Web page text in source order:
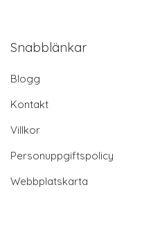
Snabblänkar
Blogg
Kontakt
Villkor
Personuppgiftspolicy
Webbplatskarta